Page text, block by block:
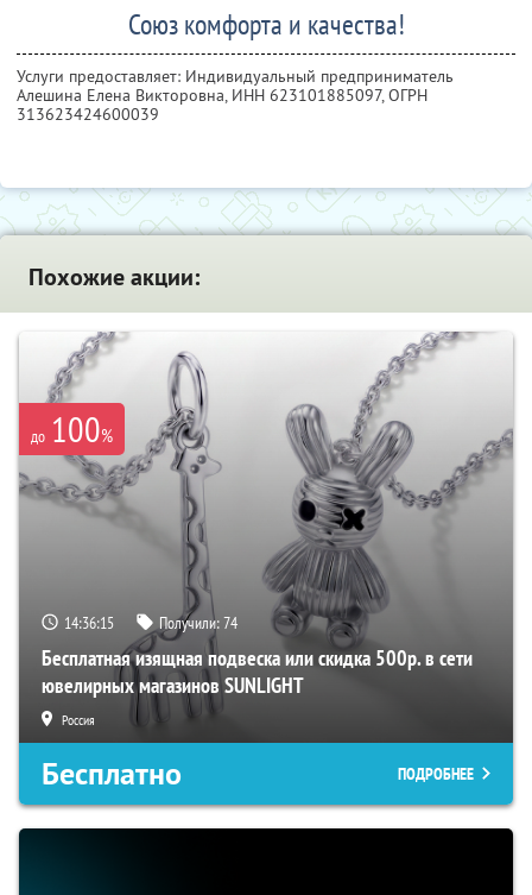
Союз комфорта и качества!
Услуги предоставляет: Индивидуальный предприниматель
Алешина Елена Викторовна, ИНН 623101885097, ОГРН
313623424600039
Похожие акции:
до 100%
14:36:14 Получили:74
Бесплатная изящная подвеска или скидка 500р. в сети
ювелирных магазинов SUNLIGHT
Россия
Бесплатно ПОДРОБНЕЕ